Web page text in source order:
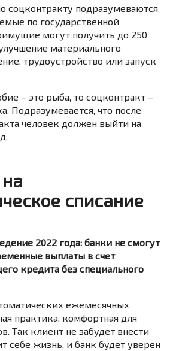
соцконтракту подразумеваются
по государственной
могут получить до 250
материального
трудоустройство или запуск
– это рыба, то соцконтракт –
Подразумевается, что после
человек должен выйти на
списание
2022 года: банки не смогут
выплаты в счет
кредита без специального
ежемесячных
практика, комфортная для
Так клиент не забудет внести
себе жизнь, и банк будет уверен